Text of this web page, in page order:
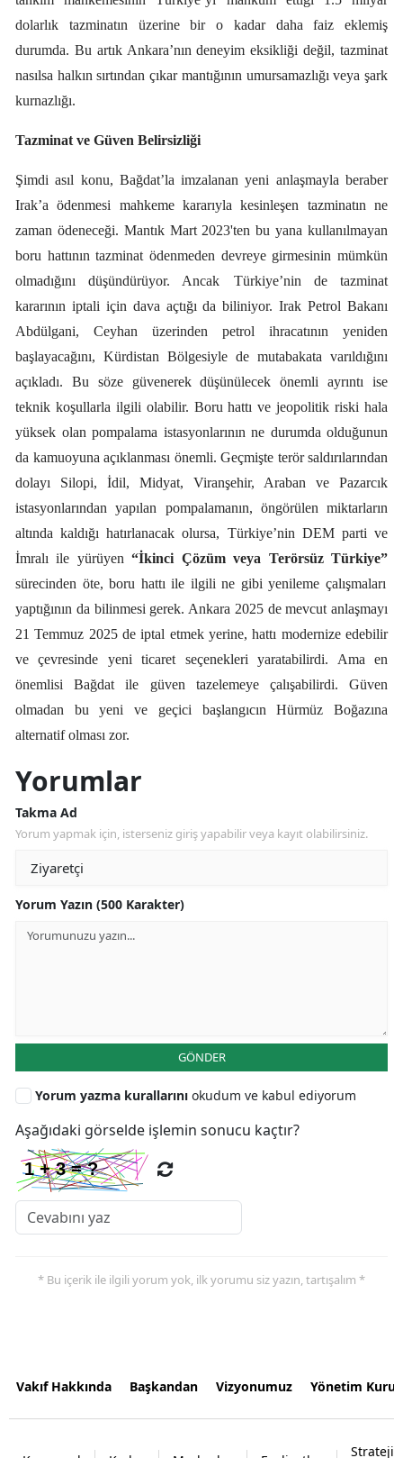
dolarlık tazminatın üzerine bir o kadar daha faiz eklemiş
durumda. Bu artık Ankara’nın deneyim eksikliği değil, tazminat
nasılsa halkın sırtından çıkar mantığının umursamazlığı veya şark
kurnazlığı.
Tazminat ve Güven Belirsizliği
Şimdi asıl konu, Bağdat’la imzalanan yeni anlaşmayla beraber
Irak’a ödenmesi mahkeme kararıyla kesinleşen tazminatın ne
zaman ödeneceği. Mantık Mart 2023'ten bu yana kullanılmayan
boru hattının tazminat ödenmeden devreye girmesinin mümkün
olmadığını düşündürüyor. Ancak
Türkiye’nin de tazminat
kararının iptali için dava açtığı da biliniyor. Irak Petrol Bakanı
Abdülgani, Ceyhan üzerinden petrol ihracatının yeniden
başlayacağını, Kürdistan Bölgesiyle de mutabakata varıldığını
açıkladı. Bu söze güvenerek düşünülecek önemli ayrıntı ise
teknik koşullarla ilgili olabilir. Boru hattı ve jeopolitik riski hala
yüksek olan pompalama istasyonlarının ne durumda olduğunun
da kamuoyuna açıklanması önemli. Geçmişte terör saldırılarından
dolayı Silopi, İdil, Midyat, Viranşehir, Araban ve Pazarcık
istasyonlarından yapılan pompalamanın, öngörülen miktarların
altında kaldığı hatırlanacak olursa, Türkiye’nin DEM parti ve
İmralı ile yürüyen“İkinci Çözüm veya Terörsüz Türkiye”
sürecinden öte, boru hattı ile ilgili ne gibi yenileme çalışmaları
yaptığının da bilinmesi gerek. Ankara 2025 de mevcut anlaşmayı
21 Temmuz 2025 de iptal etmek yerine, hattı modernize edebilir
ve çevresinde yeni ticaret seçenekleri yaratabilirdi. Ama en
önemlisi Bağdat ile güven tazelemeye çalışabilirdi. Güven
olmadan bu yeni ve geçici başlangıcın Hürmüz Boğazına
alternatif olması zor.
Yorumlar
Takma Ad
Yorum yapmak için, isterseniz giriş yapabilir veya kayıt olabilirsiniz.
Yorum Yazın (500 Karakter)
GÖNDER
Yorum yazma kurallarını okudum ve kabul ediyorum
Aşağıdaki görselde işlemin sonucu kaçtır?
* Bu içerik ile ilgili yorum yok, ilk yorumu siz yazın, tartışalım *
Vakıf Hakkında Başkandan Vizyonumuz Yönetim
Strateji